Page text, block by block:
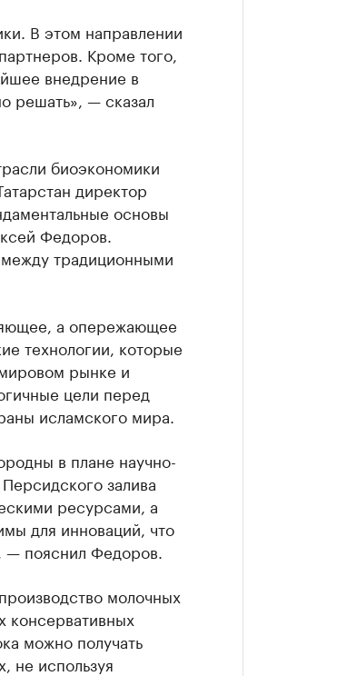
В этом направлении
Кроме того,
внедрение в
решать», — сказал
биоэкономики
директор
основы
Федоров.
традиционными
а опережающее
технологии, которые
рынке и
цели перед
исламского мира.
в плане научно-
залива
ресурсами, а
для инноваций, что
— пояснил Федоров.
молочных
консервативных
можно получать
не используя